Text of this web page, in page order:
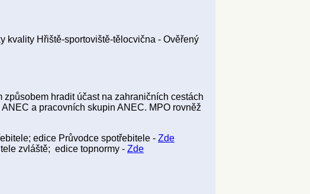
kvality Hřiště-sportoviště-tělocvična - Ověřený
hradit účast na zahraničních cestách
a pracovních skupin ANEC. MPO rovněž
edice Průvodce spotřebitele - Zde
zvláště; edice topnormy - Zde